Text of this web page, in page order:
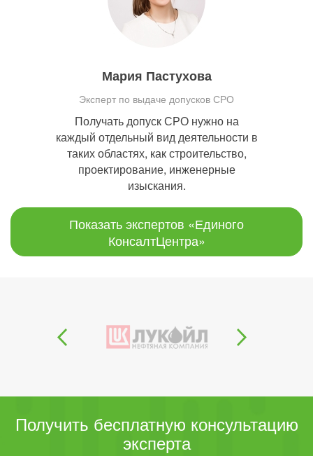
Мария Пастухова
Эксперт по выдаче допусков СРО
Получать допуск СРО нужно на
каждый отдельный вид деятельности в
таких областях, как строительство,
проектирование, инженерные
изыскания.
Показать экспертов «Единого
КонсалтЦентра»
Получить бесплатную консультацию
эксперта